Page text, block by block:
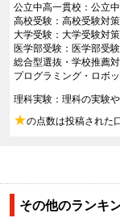
公立中高一貫校
公立
高校受験
高校受験対策
大学受験
大学受験対策
医学部受験
医学部受
総合型選抜・学校推薦
プログラミング・ロボッ
理科実験
理科の実験
★の点数は投稿された
その他のランキ